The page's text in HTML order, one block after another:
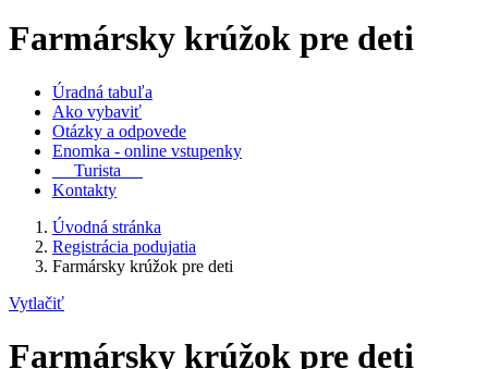
Farmársky krúžok pre deti
Úradná tabuľa
Ako vybaviť
Otázky a odpovede
Enomka - online vstupenky
Turista
Kontakty
Úvodná stránka
Registrácia podujatia
Farmársky krúžok pre deti
Vytlačiť
Farmársky krúžok pre deti